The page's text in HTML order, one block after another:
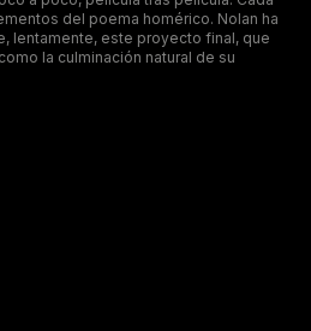
del poema homérico. Nolan ha
lentamente, este proyecto final, que
la culminación natural de su